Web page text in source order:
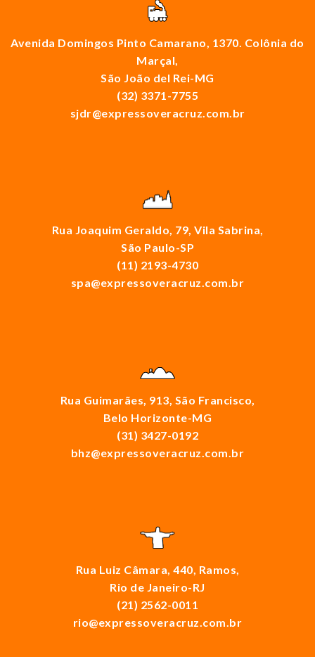
Avenida Domingos Pinto Camarano, 1370. Colônia do
Marçal,
São João del Rei-MG
(32) 3371-7755
sjdr@expressoveracruz.com.br
Rua Joaquim Geraldo, 79, Vila Sabrina,
São Paulo-SP
(11) 2193-4730
spa@expressoveracruz.com.br
Rua Guimarães, 913, São Francisco,
Belo Horizonte-MG
(31) 3427-0192
bhz@expressoveracruz.com.br
Rua Luiz Câmara, 440, Ramos,
Rio de Janeiro-RJ
(21) 2562-0011
rio@expressoveracruz.com.br